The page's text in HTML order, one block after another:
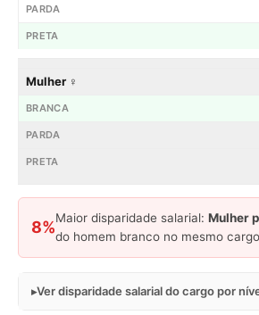
Mulher ♀
8%
Maior disparidade salarial: Mulher
do homem branco no mesmo cargo
Ver disparidade salarial do cargo por